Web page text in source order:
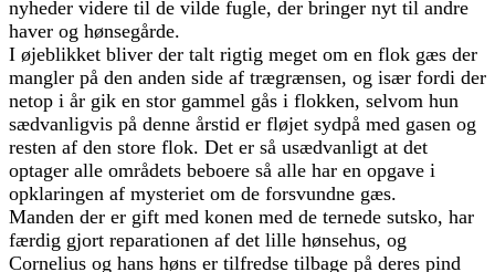
nyheder videre til de vilde fugle, der bringer nyt til andre
haver og hønsegårde.
I øjeblikket bliver der talt rigtig meget om en flok gæs der
mangler på den anden side af trægrænsen, og især fordi der
netop i år gik en stor gammel gås i flokken, selvom hun
sædvanligvis på denne årstid er fløjet sydpå med gasen og
resten af den store flok. Det er så usædvanligt at det
optager alle områdets beboere så alle har en opgave i
opklaringen af mysteriet om de forsvundne gæs.
Manden der er gift med konen med de ternede sutsko, har
færdig gjort reparationen af det lille hønsehus, og
Cornelius og hans høns er tilfredse tilbage på deres pind